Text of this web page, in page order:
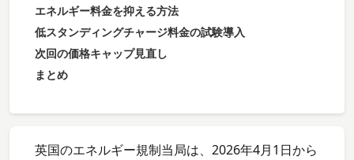
エネルギー料金を抑える方法
低スタンディングチャージ料金の試験導入
次回の価格キャップ見直し
まとめ
英国のエネルギー規制当局は、2026年4月1日から